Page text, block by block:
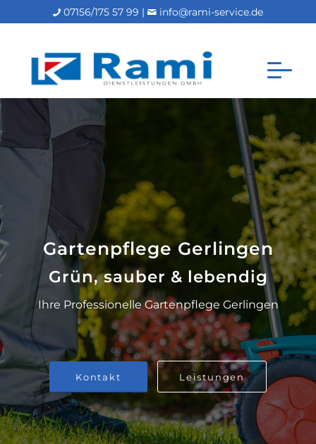
07156/175 57 99 | info@rami-service.de
Gartenpflege Gerlingen
Grün, sauber & lebendig
Ihre Professionelle Gartenpflege Gerlingen
Kontakt Leistungen